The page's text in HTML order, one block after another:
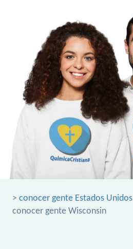
> conocer gente Estados Unidos
conocer gente Wisconsin